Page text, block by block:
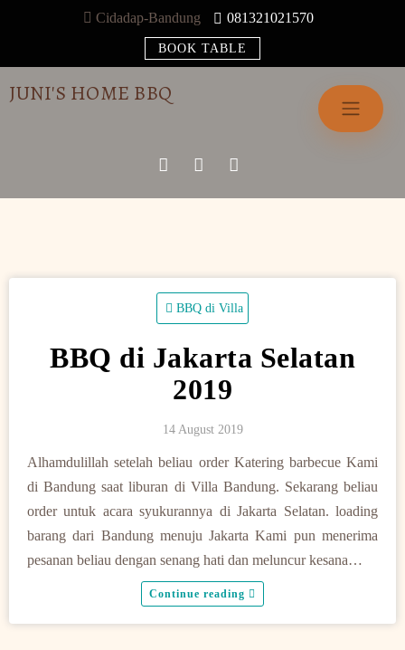
Cidadap-Bandung 081321021570
BOOK TABLE
JUNI'S HOME BBQ
BBQ di Villa
BBQ di Jakarta Selatan
2019
14 August 2019
Alhamdulillah setelah beliau order Katering barbecue Kami
di Bandung saat liburan di Villa Bandung. Sekarang beliau
order untuk acara syukurannya di Jakarta Selatan. loading
barang dari Bandung menuju Jakarta Kami pun menerima
pesanan beliau dengan senang hati dan meluncur kesana…
Continue reading